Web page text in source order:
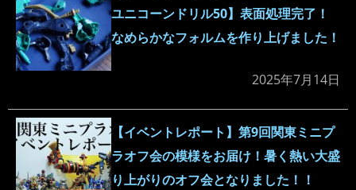
ユニコーンドリル50】表面処理完了！
なめらかなフォルムを作り上げました！
2025年7月14日
【イベントレポート】第9回関東ミニプ
ラオフ会の模様をお届け！暑く熱い大盛
り上がりのオフ会となりました！！